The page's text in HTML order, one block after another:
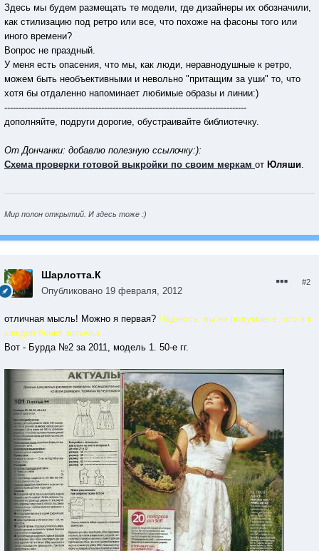
Здесь мы будем размещать те модели, где дизайнеры их обозначили,
как стилизацию под ретро или все, что похоже на фасоны того или
иного времени?
Вопрос не праздный.
У меня есть опасения, что мы, как люди, неравнодушные к ретро,
можем быть необъективными и невольно "притащим за уши" то, что
хотя бы отдаленно напоминает любимые образы и линии:)
-------------------------------------------------------------------------------------
дополняйте, подруги дорогие, обустраивайте библиотечку.
От Дончанки: добавлю полезную ссылочку:):
Схема проверки готовой выкройки по своим меркам от Юляши.
Мир полон открытий. И здесь тоже :)
Шарлотта.К
Опубликовано 19 февраля, 2012
#2
отличная мысль! Можно я первая? Надеюсь, вы не подумаете, что я к
каждой бочке затычка...
Вот - Бурда №2 за 2011, модель 1. 50-е гг.